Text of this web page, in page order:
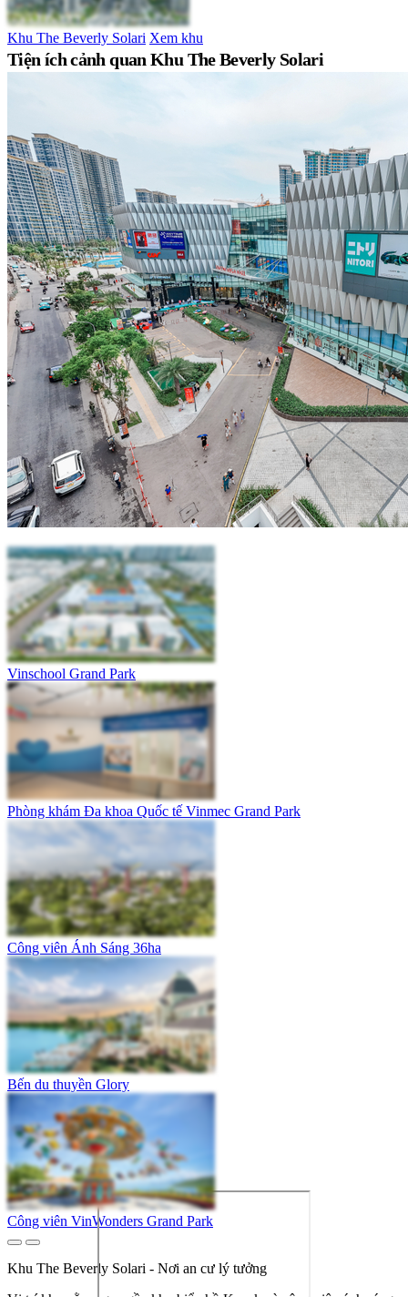
Khu The Beverly Solari Xem khu
Tiện ích cảnh quan Khu The Beverly Solari
Vinschool Grand Park
Phòng khám Đa khoa Quốc tế Vinmec Grand Park
Công viên Ánh Sáng 36ha
Bến du thuyền Glory
Công viên VinWonders Grand Park
Khu The Beverly Solari - Nơi an cư lý tưởng